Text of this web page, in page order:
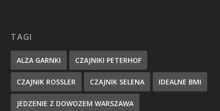
TAGI
ALZA GARNKI CZAJNIKI PETERHOF
CZAJNIK ROSSLER CZAJNIK SELENA IDEALNE BMI
JEDZENIE Z DOWOZEM WARSZAWA